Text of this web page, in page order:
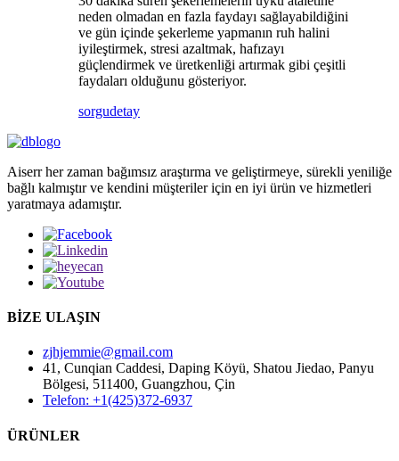
neden olmadan en fazla faydayı sağlayabildiğini
ve gün içinde şekerleme yapmanın ruh halini
iyileştirmek, stresi azaltmak, hafızayı
güçlendirmek ve üretkenliği artırmak gibi çeşitli
faydaları olduğunu gösteriyor.
sorgudetay
Aiserr her zaman bağımsız araştırma ve geliştirmeye, sürekli yeniliğe
bağlı kalmıştır ve kendini müşteriler için en iyi ürün ve hizmetleri
yaratmaya adamıştır.
BİZE ULAŞIN
zjhjemmie@gmail.com
41, Cunqian Caddesi, Daping Köyü, Shatou Jiedao, Panyu
Bölgesi, 511400, Guangzhou, Çin
Telefon: +1(425)372-6937
ÜRÜNLER